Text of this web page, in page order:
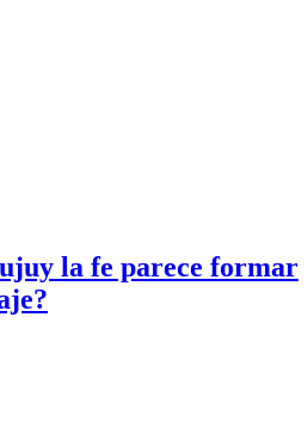
la fe parece formar